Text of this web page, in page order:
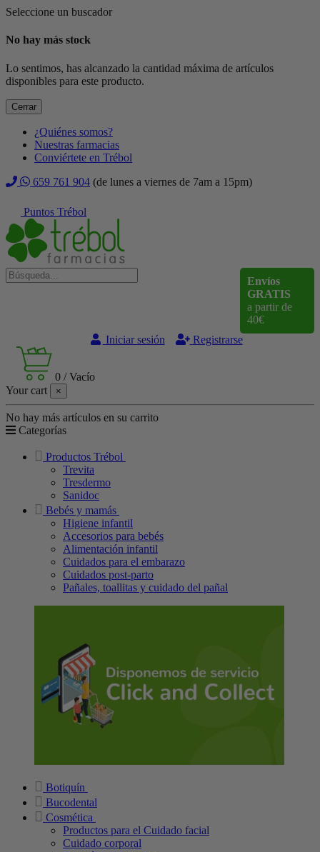
Seleccione un buscador
No hay más stock
Lo sentimos, has alcanzado la cantidad máxima de artículos
disponibles para este producto.
Cerrar
¿Quiénes somos?
Nuestras farmacias
Conviértete en Trébol
659 761 904 (de lunes a viernes de 7am a 15pm)
Puntos Trébol
Envíos
GRATIS
a partir de
40€
Iniciar sesión
Registrarse
0 /Vacío
Your cart
×
No hay más artículos en su carrito
Categorías
Productos Trébol
Trevita
Tresdermo
Sanidoc
Bebés y mamás
Higiene infantil
Accesorios para bebés
Alimentación infantil
Cuidados para el embarazo
Cuidados post-parto
Pañales, toallitas y cuidado del pañal
Botiquín
Bucodental
Cosmética
Productos para el Cuidado facial
Cuidado corporal